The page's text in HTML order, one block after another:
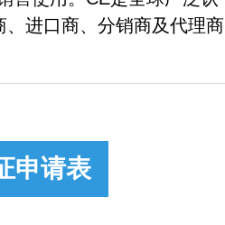
申请表
进口商、分销商及代理商